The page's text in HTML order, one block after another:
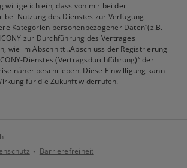
willige ich ein, dass von mir bei der
bei Nutzung des Dienstes zur Verfügung
Kategorien personenbezogener Daten“(z.B.
zur Durchführung des Vertrages
wie im Abschnitt „Abschluss der Registrierung
Dienstes (Vertragsdurchführung)“ der
näher beschrieben. Diese Einwilligung kann
für die Zukunft widerrufen.
Barrierefreiheit